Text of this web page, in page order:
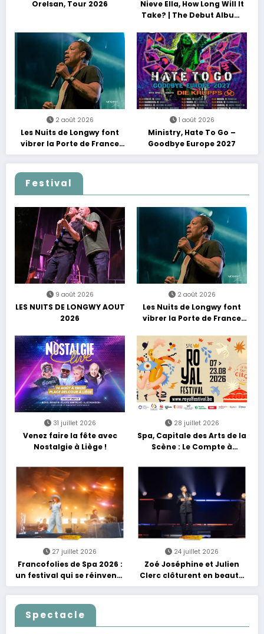
Orelsan, Tour 2026
Nieve Ella, How Long Will It
Take? | The Debut Album
2 août 2026
Les Nuits de Longwy font
vibrer la Porte de France
avec une soirée entre
découvertes et énergie
reggae
1 août 2026
Ministry, Hate To Go –
Goodbye Europe 2027
Festival
9 août 2026
LES NUITS DE LONGWY AOUT
2026
2 août 2026
Les Nuits de Longwy font
vibrer la Porte de France
découvertes et énergie
reggae
31 juillet 2026
Venez faire la fête avec
Nostalgie à Liège !
28 juillet 2026
Spa, Capitale des Arts de la
Scène : Le Compte à
27 juillet 2026
Francofolies de Spa 2026 :
un festival qui se réinvente
entre nouveautés et
grands moments de scène
24 juillet 2026
Zoé Joséphine et Julien
Clerc clôturent en beauté
Les Nuits Francofolies au
Casino
Spectacle